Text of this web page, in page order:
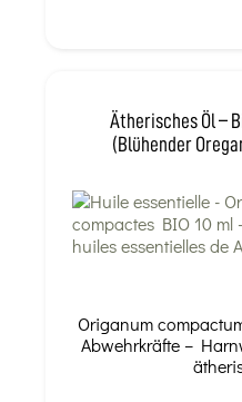
Ätherisches Öl –
(Blühender
Origanum
Abwehrkräfte –